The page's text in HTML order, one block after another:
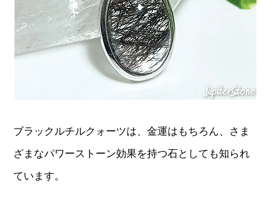
ブラックルチルクォーツは、金運はもちろん、さま
ざまなパワーストーン効果を持つ石としても知られ
ています。